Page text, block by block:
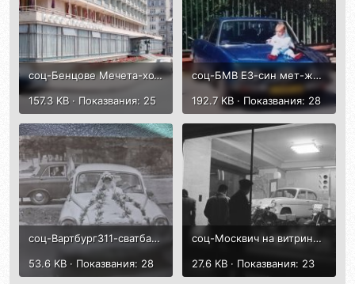
соц-Бенцове Мечета-хотел Рила, 1966 г. – Копие.jpg
157.3 KB · Показвания: 25
соц-БМВ Е3-син мет-жълти номера-С.jpg
192.7 KB · Показвания: 28
соц-Вартбург311-сватба-1969-кукла.jpg
53.6 KB · Показвания: 28
соц-Москвич на витрина ЦУМ-1961.jpg
27.6 KB · Показвания: 23